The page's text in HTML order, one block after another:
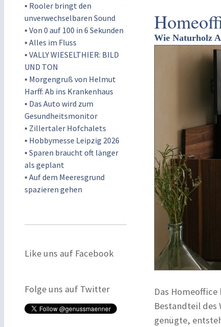
▪ Rooler bringt den
unverwechselbaren Sound
▪ Von 0 auf 100 in 6 Sekunden
▪ Alles im Fluss
▪ VALLY WIESELTHIER: BILD
UND TON
▪ Morgengruß von Helmut
Harff: Ab ins Krankenhaus
▪ Das Auto wird zum
Gesundheitsmonitor
▪ Zillertaler Hofchalets
▪ Hobbymesse Leipzig 2026
▪ Sparen braucht oft länger
als geplant
▪ Auf dem Meeresgrund
spazieren gehen
Like uns auf Facebook
Folge uns auf Twitter
Wie Naturholz
Das
Bestandteil des
genügte,